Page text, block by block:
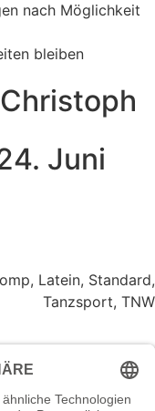
nach Möglichkeit
bleiben
Juni
, Latein, Standard,
Tanzsport, TNW